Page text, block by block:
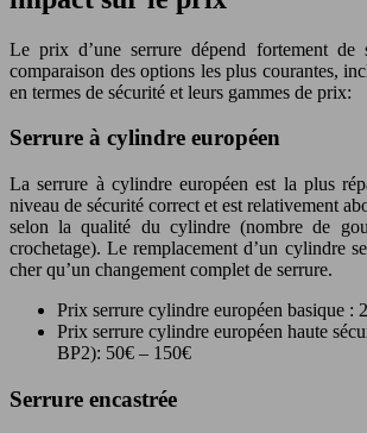
Le prix d’une serrure dépend fortement
comparaison des options les plus courantes,
en termes de sécurité et leurs gammes de prix:
Serrure à cylindre européen
La serrure à cylindre européen est la plus
niveau de sécurité correct et est relativement
selon la qualité du cylindre (nombre de
crochetage). Le remplacement d’un cylindre
cher qu’un changement complet de serrure.
Prix serrure cylindre européen basique :
Prix serrure cylindre européen haute
BP2): 50€ – 150€
Serrure encastrée